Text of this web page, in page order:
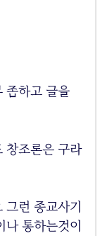
좀하고 글을
창조론은 구라
그런 종교사기
나 통하는것이